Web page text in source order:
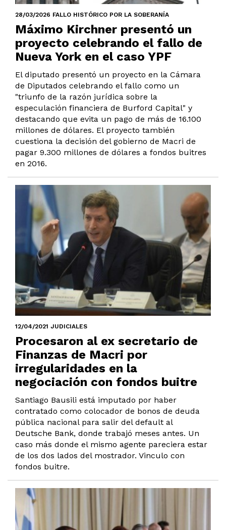
28/03/2026 FALLO HISTÓRICO POR LA SOBERANÍA
Máximo Kirchner presentó un
proyecto celebrando el fallo de
Nueva York en el caso YPF
El diputado presentó un proyecto en la Cámara
de Diputados celebrando el fallo como un
"triunfo de la razón jurídica sobre la
especulación financiera de Burford Capital" y
destacando que evita un pago de más de 16.100
millones de dólares. El proyecto también
cuestiona la decisión del gobierno de Macri de
pagar 9.300 millones de dólares a fondos buitres
en 2016.
12/04/2021 JUDICIALES
Procesaron al ex secretario de
Finanzas de Macri por
irregularidades en la
negociación con fondos buitre
Santiago Bausili está imputado por haber
contratado como colocador de bonos de deuda
pública nacional para salir del default al
Deutsche Bank, donde trabajó meses antes. Un
caso más donde el mismo agente pareciera estar
de los dos lados del mostrador. Vinculo con
fondos buitre.